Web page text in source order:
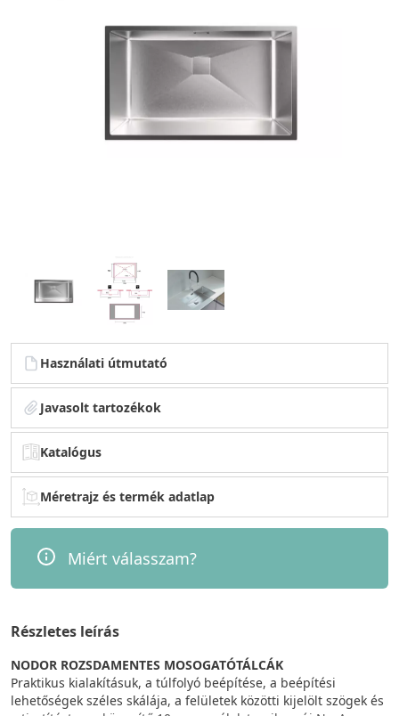
Használati útmutató
Javasolt tartozékok
Katalógus
Méretrajz és termék adatlap
Miért válasszam?
Részletes leírás
NODOR ROZSDAMENTES MOSOGATÓTÁLCÁK
Praktikus kialakításuk, a túlfolyó beépítése, a beépítési
lehetőségek széles skálája, a felületek közötti kijelölt szögek és